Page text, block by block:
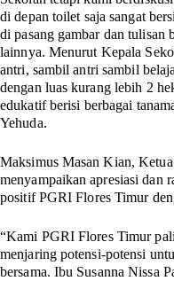
di depan toilet saja sangat
di pasang gambar dan tulisan
lainnya. Menurut Kepala
antri, sambil antri sambil
dengan luas kurang lebih 2
edukatif berisi berbagai
Yehuda.
Maksimus Masan Kian,
menyampaikan apresiasi dan
positif PGRI Flores Timur
“Kami PGRI Flores Timur
menjaring potensi-potensi
bersama. Ibu Susanna Nissa